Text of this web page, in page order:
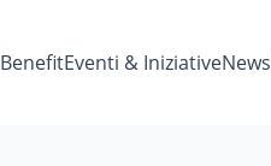
BenefitEventi & IniziativeNews